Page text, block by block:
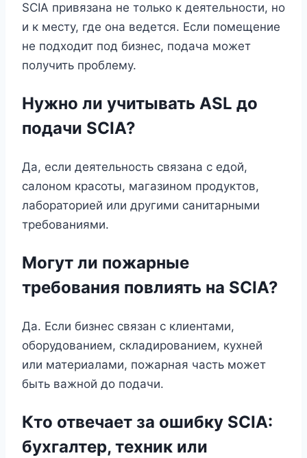
SCIA привязана не только к деятельности, но
и к месту, где она ведется. Если помещение
не подходит под бизнес, подача может
получить проблему.
Нужно ли учитывать ASL до
подачи SCIA?
Да, если деятельность связана с едой,
салоном красоты, магазином продуктов,
лабораторией или другими санитарными
требованиями.
Могут ли пожарные
требования повлиять на SCIA?
Да. Если бизнес связан с клиентами,
оборудованием, складированием, кухней
или материалами, пожарная часть может
быть важной до подачи.
Кто отвечает за ошибку SCIA:
бухгалтер, техник или